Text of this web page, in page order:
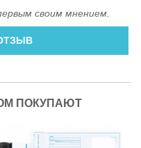
своим мнением.
ПОКУПАЮТ